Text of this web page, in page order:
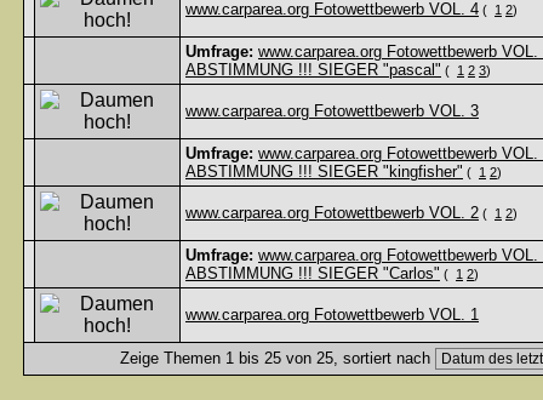
www.carparea.org Fotowettbewerb VOL. 4 ( 1 2)
Umfrage: www.carparea.org Fotowettbewerb VOL.
ABSTIMMUNG !!! SIEGER "pascal" ( 1 2 3)
www.carparea.org Fotowettbewerb VOL. 3
Umfrage: www.carparea.org Fotowettbewerb VOL.
ABSTIMMUNG !!! SIEGER "kingfisher" ( 1 2)
www.carparea.org Fotowettbewerb VOL. 2 ( 1 2)
Umfrage: www.carparea.org Fotowettbewerb VOL.
ABSTIMMUNG !!! SIEGER "Carlos" ( 1 2)
www.carparea.org Fotowettbewerb VOL. 1
Zeige Themen 1 bis 25 von 25, sortiert nach